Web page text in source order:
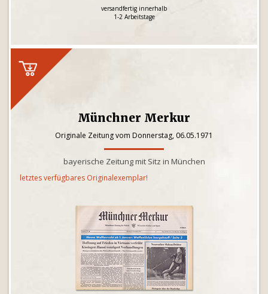
versandfertig innerhalb
1-2 Arbeitstage
Münchner Merkur
Originale Zeitung vom Donnerstag, 06.05.1971
bayerische Zeitung mit Sitz in München
letztes verfügbares Originalexemplar!